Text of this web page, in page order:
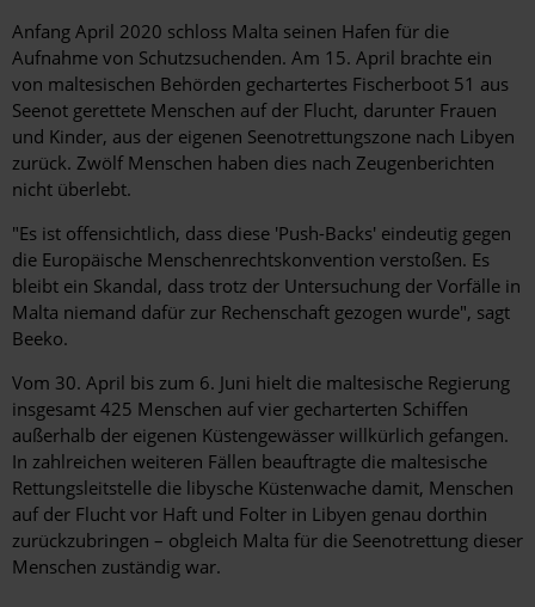
Anfang April 2020 schloss Malta seinen Hafen für die
Aufnahme von Schutzsuchenden. Am 15. April brachte ein
von maltesischen Behörden gechartertes Fischerboot 51 aus
Seenot gerettete Menschen auf der Flucht, darunter Frauen
und Kinder, aus der eigenen Seenotrettungszone nach Libyen
zurück. Zwölf Menschen haben dies nach Zeugenberichten
nicht überlebt.
"Es ist offensichtlich, dass diese 'Push-Backs' eindeutig gegen
die Europäische Menschenrechtskonvention verstoßen. Es
bleibt ein Skandal, dass trotz der Untersuchung der Vorfälle in
Malta niemand dafür zur Rechenschaft gezogen wurde", sagt
Beeko.
Vom 30. April bis zum 6. Juni hielt die maltesische Regierung
insgesamt 425 Menschen auf vier gecharterten Schiffen
außerhalb der eigenen Küstengewässer willkürlich gefangen.
In zahlreichen weiteren Fällen beauftragte die maltesische
Rettungsleitstelle die libysche Küstenwache damit, Menschen
auf der Flucht vor Haft und Folter in Libyen genau dorthin
zurückzubringen – obgleich Malta für die Seenotrettung dieser
Menschen zuständig war.